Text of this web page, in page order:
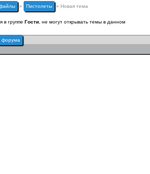
» Пистолеты
» Новая тема
в группе Гости , не могут открывать темы в данном
форума